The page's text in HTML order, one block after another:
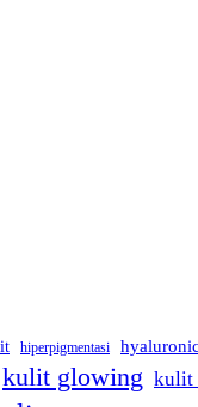
hiperpigmentasi
kulit glowing kulit